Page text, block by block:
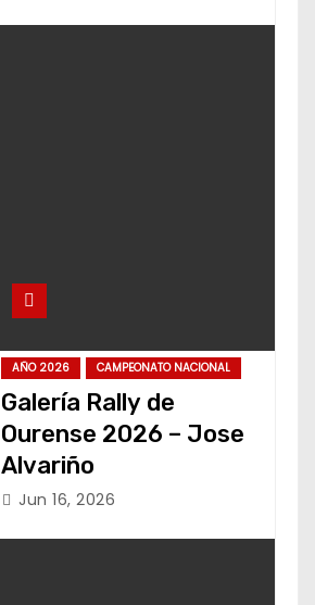
AÑO 2026 CAMPEONATO NACIONAL
Galería Rally de
Ourense 2026 – Jose
Alvariño
Jun 16, 2026